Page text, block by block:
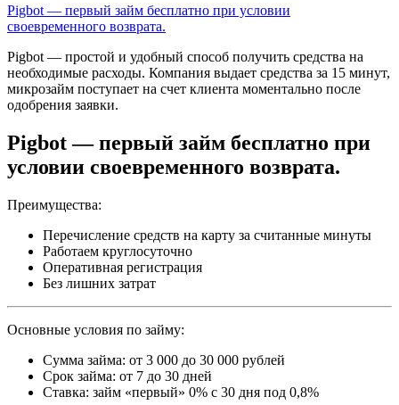
Pigbot — первый займ бесплатно при условии
своевременного возврата.
Pigbot — простой и удобный способ получить средства на
необходимые расходы. Компания выдает средства за 15 минут,
микрозайм поступает на счет клиента моментально после
одобрения заявки.
Pigbot — первый займ бесплатно при
условии своевременного возврата.
Преимущества:
Перечисление средств на карту за считанные минуты
Работаем круглосуточно
Оперативная регистрация
Без лишних затрат
Основные условия по займу:
Сумма займа: от 3 000 до 30 000 рублей
Срок займа: от 7 до 30 дней
Ставка: займ «первый» 0% с 30 дня под 0,8%